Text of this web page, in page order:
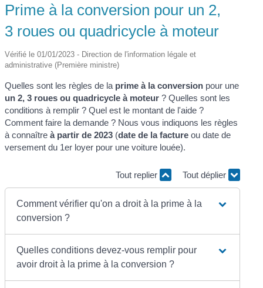
Prime à la conversion pour un 2,
3 roues ou quadricycle à moteur
Vérifié le 01/01/2023 - Direction de l'information légale et
administrative (Première ministre)
Quelles sont les règles de la prime à la conversion pour une
un 2, 3 roues ou quadricycle à moteur ? Quelles sont les
conditions à remplir ? Quel est le montant de l'aide ?
Comment faire la demande ? Nous vous indiquons les règles
à connaîtreà partir de 2023 (date de la facture ou date de
versement du 1er loyer pour une voiture louée).
Tout replier Tout déplier
Comment vérifier qu'on a droit à la prime à la
conversion ?
Quelles conditions devez-vous remplir pour
avoir droit à la prime à la conversion ?